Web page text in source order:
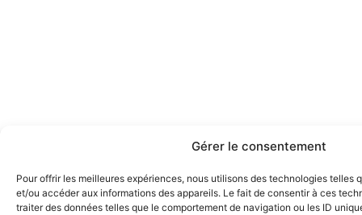
Gérer le consentement
Pour offrir les meilleures expériences, nous utilisons des technologies telles
et/ou accéder aux informations des appareils. Le fait de consentir à ces
traiter des données telles que le comportement de navigation ou les ID